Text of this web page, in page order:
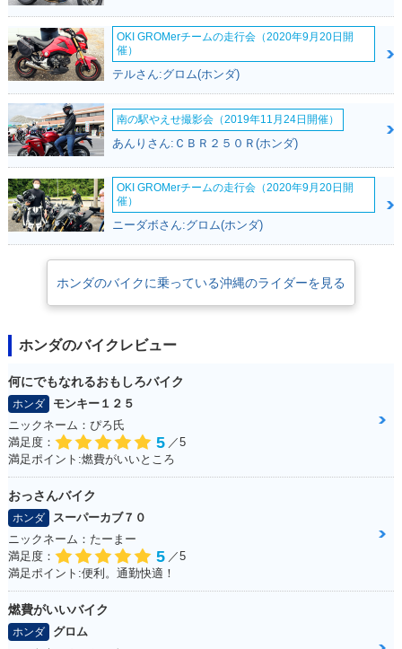
OKI GROMerチームの走行会（2020年9月20日開
催）
テルさん:グロム(ホンダ)
南の駅やえせ撮影会（2019年11月24日開催）
あんりさん:ＣＢＲ２５０Ｒ(ホンダ)
OKI GROMerチームの走行会（2020年9月20日開
催）
ニーダボさん:グロム(ホンダ)
ホンダのバイクに乗っている沖縄のライダーを見る
ホンダのバイクレビュー
何にでもなれるおもしろバイク
ホンダ
モンキー１２５
ニックネーム：ぴろ氏
満足度：
5 ／5
満足ポイント:燃費がいいところ
おっさんバイク
ホンダ
スーパーカブ７０
ニックネーム：たーまー
満足度：
5 ／5
満足ポイント:便利。通勤快適！
燃費がいいバイク
ホンダ
グロム